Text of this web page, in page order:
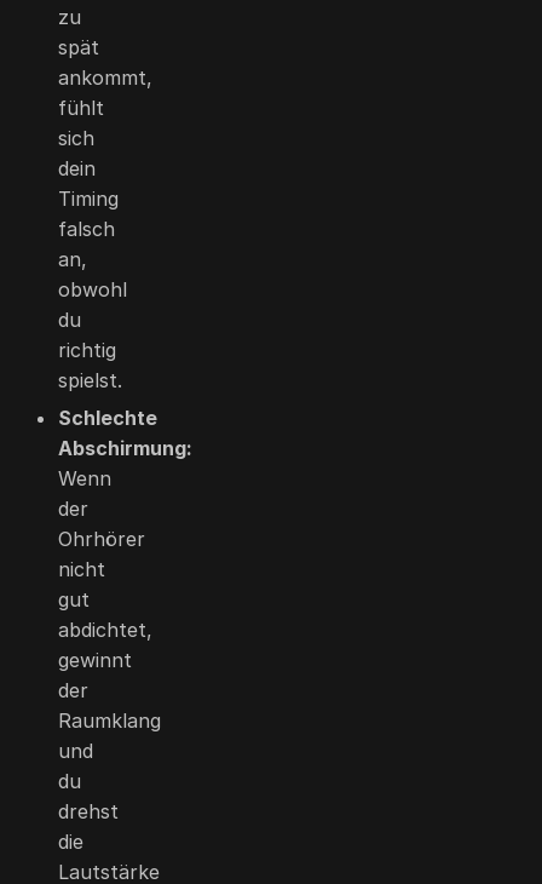
zu
spät
ankommt,
fühlt
sich
dein
Timing
falsch
an,
obwohl
du
richtig
spielst.
Schlechte
Abschirmung:
Wenn
der
Ohrhörer
nicht
gut
abdichtet,
gewinnt
der
Raumklang
und
du
drehst
die
Lautstärke